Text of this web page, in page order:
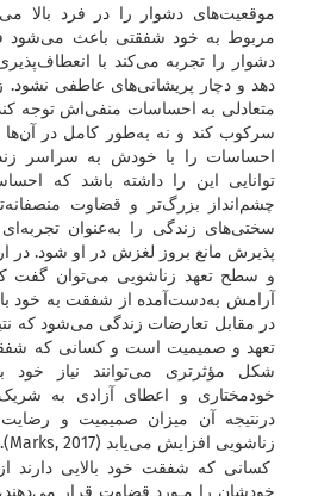
موقعیت‌های دشوار را در فرد بالا
مربوط به خود شفقتی باعث می‌شود
دشوار را تجربه می‌کند با
دهد و دچار پریشانی‌های عاطفی نشود.
متعادلی به احساسات منفی‌اش توجه
سرکوب کند و نه به‌طور کامل در
احساسات را با خودش به سراسر
توانایی این را داشته باشد که
چشم‌انداز بزرگ‌تر و قضاوت
سختی‌های زندگی را به‌عنوان
پذیرش مانع بروز لغزش در او شود. در
و سطح تعهد زناشویی می‌توان گفت
آرامش به‌دست‌آمده از شفقت به خود
در مقابل تعارضات زندگی می‌شود که
تعهد و صمیمیت است و کسانی که شفقت
شکل مؤثرتری می‌توانند نیاز خود
خودمختاری و اعطای آزادی به شریک
درنتیجه آن میزان صمیمیت و رضایت
زناشویی افزایش می‌یابد (Marks, 2017).
کسانی که شفقت خود بالایی دارند